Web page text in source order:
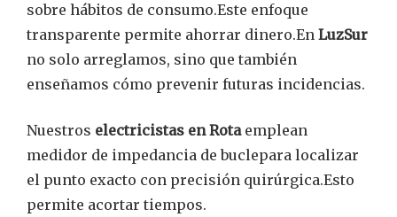
sobre hábitos de consumo.Este enfoque
transparente permite ahorrar dinero.En LuzSur
no solo arreglamos, sino que también
enseñamos cómo prevenir futuras incidencias.
Nuestros electricistas en Rotaemplean
medidor de impedancia de buclepara localizar
el punto exacto con precisión quirúrgica.Esto
permite acortar tiempos.